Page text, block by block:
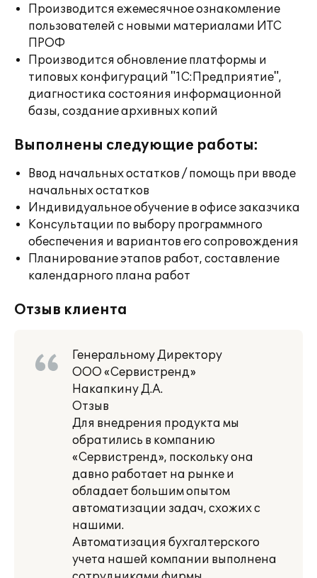
Производится ежемесячное ознакомление
пользователей с новыми материалами ИТС
ПРОФ
Производится обновление платформы и
типовых конфигураций "1С:Предприятие",
диагностика состояния информационной
базы, создание архивных копий
Выполнены следующие работы:
Ввод начальных остатков / помощь при вводе
начальных остатков
Индивидуальное обучение в офисе заказчика
Консультации по выбору программного
обеспечения и вариантов его сопровождения
Планирование этапов работ, составление
календарного плана работ
Отзыв клиента
Генеральному Директору
ООО «Сервистренд»
Накапкину Д.А.
Отзыв
Для внедрения продукта мы
обратились в компанию
«Сервистренд», поскольку она
давно работает на рынке и
обладает большим опытом
автоматизации задач, схожих с
нашими.
Автоматизация бухгалтерского
учета нашей компании выполнена